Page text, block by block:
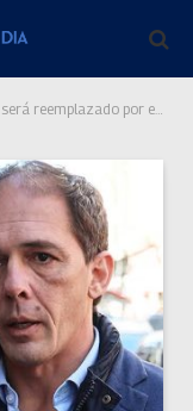
el vocero de la Sociedad Rural